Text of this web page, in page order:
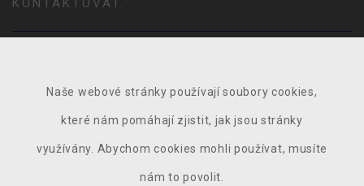
KONTAKTOVAT.
Naše webové stránky používají soubory cookies,
které nám pomáhají zjistit, jak jsou stránky
využívány. Abychom cookies mohli používat, musíte
nám to povolit.